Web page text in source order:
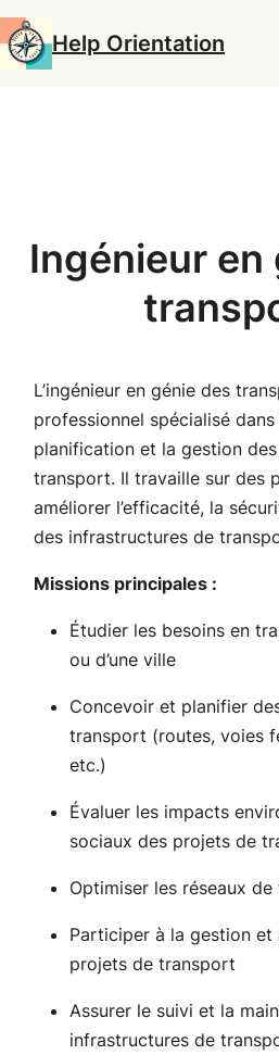
Aller
au
contenu
Help Orientation
Ingénieur en
L’ingénieur en génie des
professionnel spécialisé
planification et la gestion
transport. Il travaille sur des
améliorer l’efficacité, la
des infrastructures de
Missions principales :
Étudier les besoins en
ou d’une ville
Concevoir et planifier
transport (routes, voies
etc.)
Évaluer les impacts
sociaux des projets de
Optimiser les réseaux
Participer à la gestion
projets de transport
Assurer le suivi et la
infrastructures de